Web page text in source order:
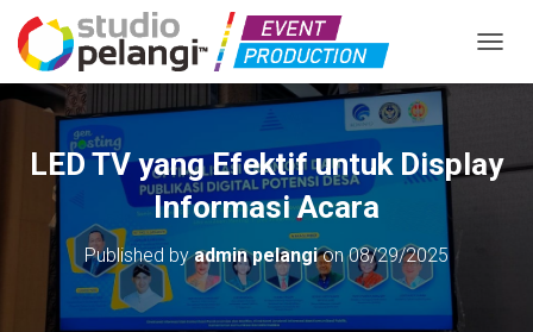
LED TV yang Efektif untuk Display
Informasi Acara
Published byadmin pelangion08/29/2025